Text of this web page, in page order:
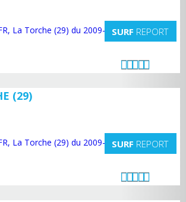
SURF REPORT
(29)
SURF REPORT